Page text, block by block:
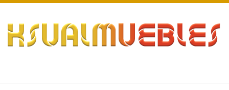
Content